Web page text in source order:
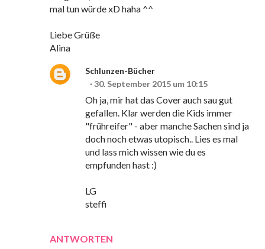
mal tun würde xD haha ^^
Liebe Grüße
Alina
ANTWORTEN
Schlunzen-Bücher
30. September 2015 um 10:15
Oh ja, mir hat das Cover auch sau gut
gefallen. Klar werden die Kids immer
"frühreifer" - aber manche Sachen sind ja
doch noch etwas utopisch.. Lies es mal
und lass mich wissen wie du es
empfunden hast :)
LG
steffi